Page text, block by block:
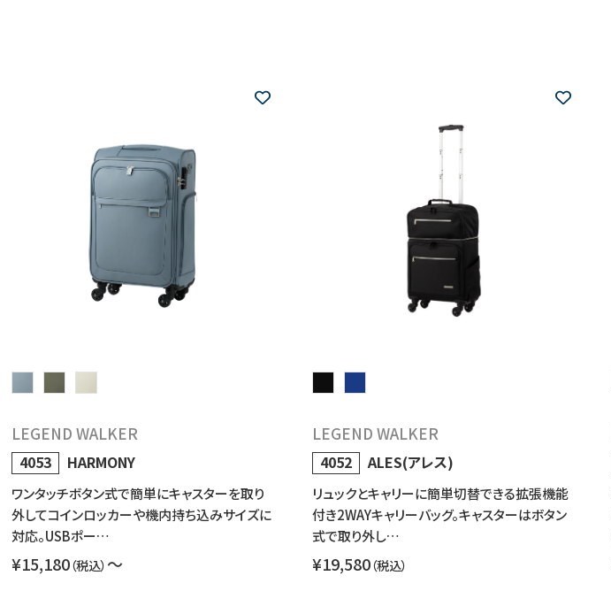
LEGEND WALKER
4053 HARMONY
ワンタッチボタン式で簡単にキャスターを取り
外してコインロッカーや機内持ち込みサイズに
対応。USBポー…
¥15,180（税込） 〜
LEGEND WALKER
4052 ALES(アレス)
リュックとキャリーに簡単切替できる拡張機能
付き2WAYキャリーバッグ。キャスターはボタン
式で取り外し…
¥19,580（税込）